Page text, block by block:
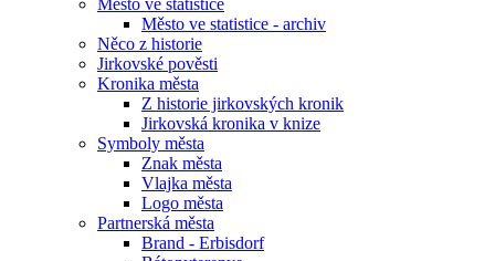
Město ve statistice
Město ve statistice - archiv
Něco z historie
Jirkovské pověsti
Kronika města
Z historie jirkovských kronik
Jirkovská kronika v knize
Symboly města
Znak města
Vlajka města
Logo města
Partnerská města
Brand - Erbisdorf